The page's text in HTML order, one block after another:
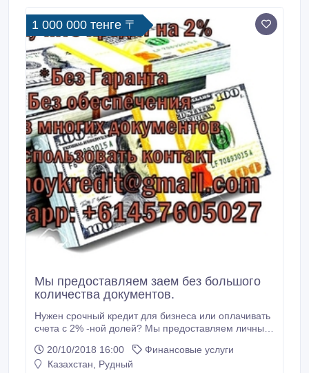
автомобиль? Смотрите не дальше.
1 000 000 тенге 〒
Мы предоставляем заем без большого
количества документов.
Нужен срочный кредит для бизнеса или оплачивать
счета с 2% -ной долей? Мы предоставляем личный
кредит и другие потенциальные физические лица,
компании, сотрудничающие агентства и
20/10/2018 16:00
Финансовые услуги
Казахстан, Рудный